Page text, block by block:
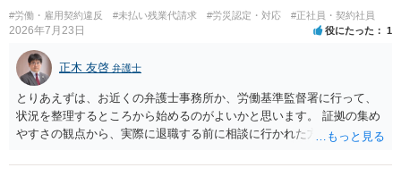
#労働・雇用契約違反 #未払い残業代請求 #労災認定・対応 #正社員・契約社員
2026年7月23日 役にたった 1
正木 友啓 弁護士
とりあえずは、お近くの弁護士事務所か、労働基準監督署に行って、
状況を整理するところから始めるのがよいかと思います。 証拠の集め
やすさの観点から、実際に退職する前に相談に行かれた方がよいかと